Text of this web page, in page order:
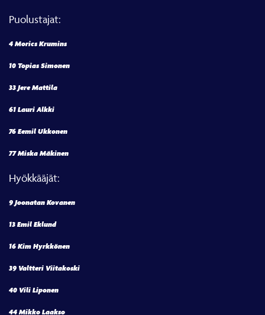
Puolustajat:
4 Morics Krumins
10 Topias Simonen
33 Jere Mattila
61 Lauri Alkki
76 Eemil Ukkonen
77 Miska Mäkinen
Hyökkääjät:
9 Joonatan Kovanen
13 Emil Eklund
16 Kim Hyrkkönen
39 Valtteri Viitakoski
40 Vili Liponen
44 Mikko Laakso